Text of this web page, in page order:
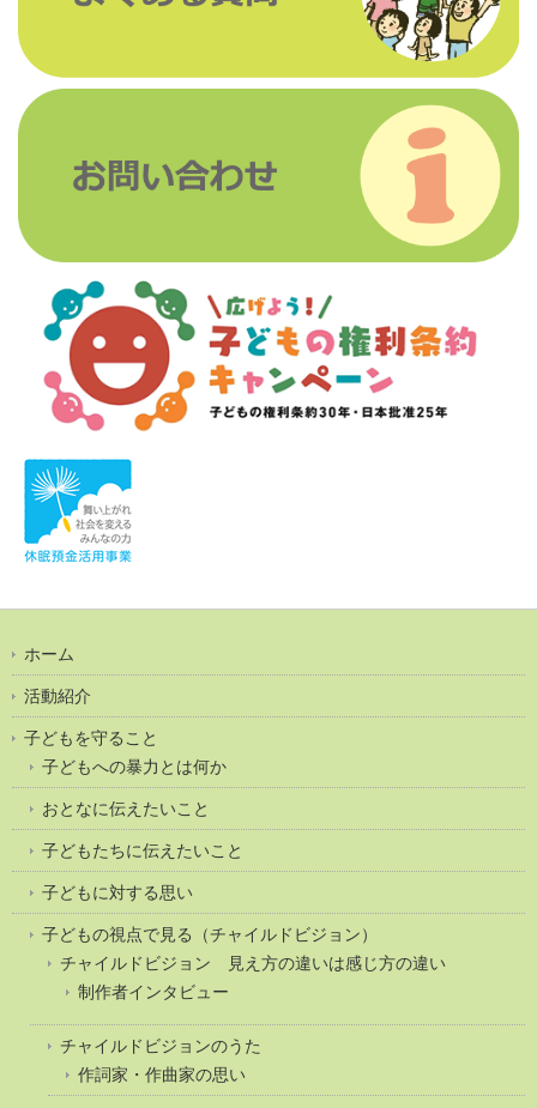
ホーム
活動紹介
子どもを守ること
子どもへの暴力とは何か
おとなに伝えたいこと
子どもたちに伝えたいこと
子どもに対する思い
子どもの視点で見る（チャイルドビジョン）
チャイルドビジョン 見え方の違いは感じ方の違い
制作者インタビュー
チャイルドビジョンのうた
作詞家・作曲家の思い